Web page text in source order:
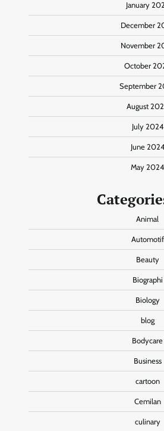
January
December
November
October
September
August
July 2024
June 2024
May 2024
Animal
Automotif
Beauty
Biographi
Biology
blog
Bodycare
Business
cartoon
Cemilan
culinary